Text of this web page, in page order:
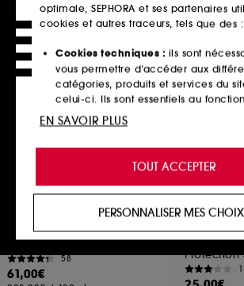
Ajouter au panier
INSTITUT ESTHEDERM
Intensive Propolis+
Sérum Concentré
58
61,00€
BIODERMA
Fluid SPF
Protection
1
optimale, SEPHORA et ses partenaires
cookies et autres traceurs, tels que des :
Cookies techniques : ils sont
vous permettre d’accéder aux
catégories, produits et services du
celui-ci. Ils sont essentiels au
technique du site et ne peuvent être
de vous offrir une expérience
personnalisée en vous
produits, des services et des
proposer des offres promotionnelles
votre profil.
Cookies réseaux sociaux et
utilisés pour vous présenter du
TOUT ACCEPTER
PERSONNALISER MES CHOIX
EN SAVOIR PLUS